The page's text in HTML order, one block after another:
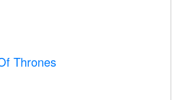
Thrones